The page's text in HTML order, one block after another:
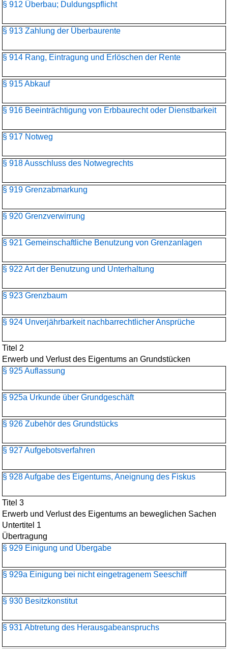
§ 912 Überbau; Duldungspflicht
§ 913 Zahlung der Überbaurente
§ 914 Rang, Eintragung und Erlöschen der Rente
§ 915 Abkauf
§ 916 Beeinträchtigung von Erbbaurecht oder Dienstbarkeit
§ 917 Notweg
§ 918 Ausschluss des Notwegrechts
§ 919 Grenzabmarkung
§ 920 Grenzverwirrung
§ 921 Gemeinschaftliche Benutzung von Grenzanlagen
§ 922 Art der Benutzung und Unterhaltung
§ 923 Grenzbaum
§ 924 Unverjährbarkeit nachbarrechtlicher Ansprüche
Titel 2
Erwerb und Verlust des Eigentums an Grundstücken
§ 925 Auflassung
§ 925a Urkunde über Grundgeschäft
§ 926 Zubehör des Grundstücks
§ 927 Aufgebotsverfahren
§ 928 Aufgabe des Eigentums, Aneignung des Fiskus
Titel 3
Erwerb und Verlust des Eigentums an beweglichen Sachen
Untertitel 1
Übertragung
§ 929 Einigung und Übergabe
§ 929a Einigung bei nicht eingetragenem Seeschiff
§ 930 Besitzkonstitut
§ 931 Abtretung des Herausgabeanspruchs